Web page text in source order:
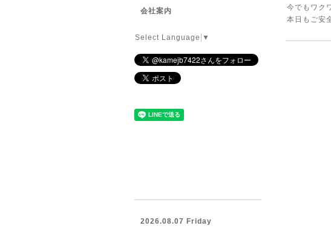
今でもワク
本日もご安
会社案内
Select Language ▼
2026.08.07 Friday